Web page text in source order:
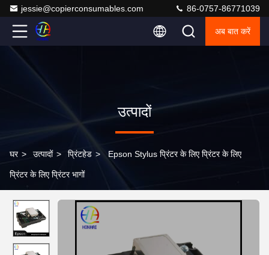
jessie@copierconsumables.com 86-0757-86771039
अब बात करें
उत्पादों
घर > उत्पादों > प्रिंटहेड > Epson Stylus प्रिंटर के लिए प्रिंटर के लिए
प्रिंटर के लिए प्रिंटर भागों